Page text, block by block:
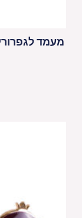
מעמד לגפרורים